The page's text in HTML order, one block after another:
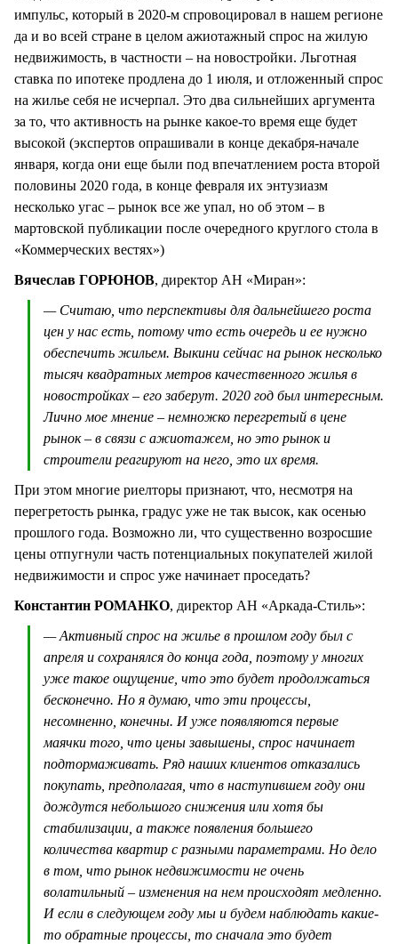
импульс, который в 2020-м спровоцировал в нашем регионе
да и во всей стране в целом ажиотажный спрос на жилую
недвижимость, в частности – на новостройки. Льготная
ставка по ипотеке продлена до 1 июля, и отложенный спрос
на жилье себя не исчерпал. Это два сильнейших аргумента
за то, что активность на рынке какое-то время еще будет
высокой (экспертов опрашивали в конце декабря-начале
января, когда они еще были под впечатлением роста второй
половины 2020 года, в конце февраля их энтузиазм
несколько угас – рынок все же упал, но об этом – в
мартовской публикации после очередного круглого стола в
«Коммерческих вестях»)
Вячеслав ГОРЮНОВ, директор АН «Миран»:
— Считаю, что перспективы для дальнейшего роста
цен у нас есть, потому что есть очередь и ее нужно
обеспечить жильем. Выкини сейчас на рынок несколько
тысяч квадратных метров качественного жилья в
новостройках – его заберут. 2020 год был интересным.
Лично мое мнение – немножко перегретый в цене
рынок – в связи с ажиотажем, но это рынок и
строители реагируют на него, это их время.
При этом многие риелторы признают, что, несмотря на
перегретость рынка, градус уже не так высок, как осенью
прошлого года. Возможно ли, что существенно возросшие
цены отпугнули часть потенциальных покупателей жилой
недвижимости и спрос уже начинает проседать?
Константин РОМАНКО, директор АН «Аркада-Стиль»:
— Активный спрос на жилье в прошлом году был с
апреля и сохранялся до конца года, поэтому у многих
уже такое ощущение, что это будет продолжаться
бесконечно. Но я думаю, что эти процессы,
несомненно, конечны. И уже появляются первые
маячки того, что цены завышены, спрос начинает
подтормаживать. Ряд наших клиентов отказались
покупать, предполагая, что в наступившем году они
дождутся небольшого снижения или хотя бы
стабилизации, а также появления большего
количества квартир с разными параметрами. Но дело
в том, что рынок недвижимости не очень
волатильный – изменения на нем происходят медленно.
И если в следующем году мы и будем наблюдать какие-
то обратные процессы, то сначала это будет